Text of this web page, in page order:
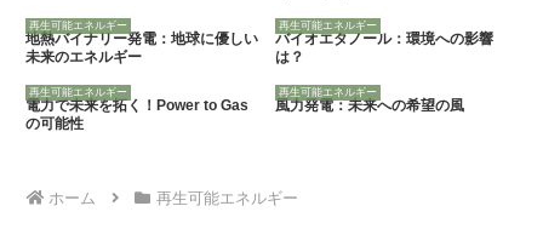
再生可能エネルギー
地熱バイナリー発電：地球に優しい
未来のエネルギー
再生可能エネルギー
バイオエタノール：環境への影響
は？
再生可能エネルギー
電力で未来を拓く！Power to Gas
の可能性
再生可能エネルギー
風力発電：未来への希望の風
ホーム 再生可能エネルギー